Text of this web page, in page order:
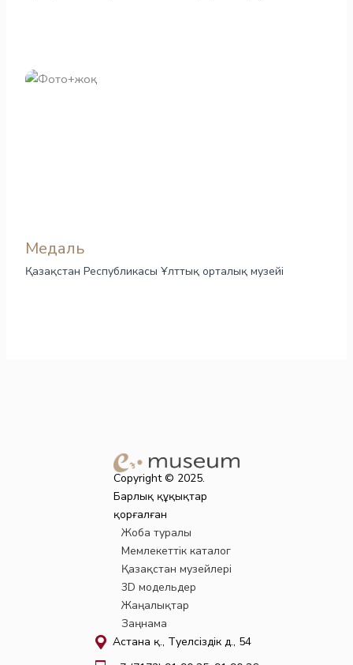
Медаль
Қазақстан Республикасы Ұлттық орталық музейі
Copyright © 2025.
Барлық құқықтар
қорғалған
Жоба туралы
Мемлекеттік каталог
Қазақстан музейлері
3D модельдер
Жаңалықтар
Заңнама
Астана қ., Тәуелсіздік д., 54